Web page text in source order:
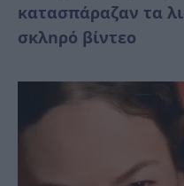
κατασπάραζαν τα
σκλnρό βίντεο